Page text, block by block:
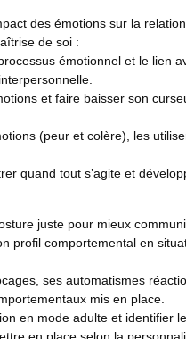
des émotions sur la
de soi :
émotionnel et le lien
et faire baisser son
(peur et colère), les
quand tout s’agite et
juste pour mieux
profil comportemental en
ses automatismes
mis en place.
en mode adulte et identifier